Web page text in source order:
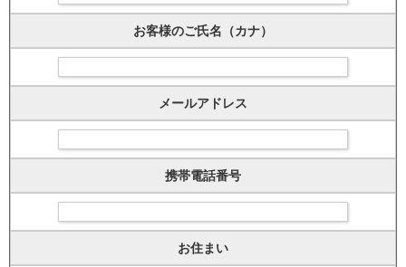
お客様のご氏名（カナ）
メールアドレス
携帯電話番号
お住まい